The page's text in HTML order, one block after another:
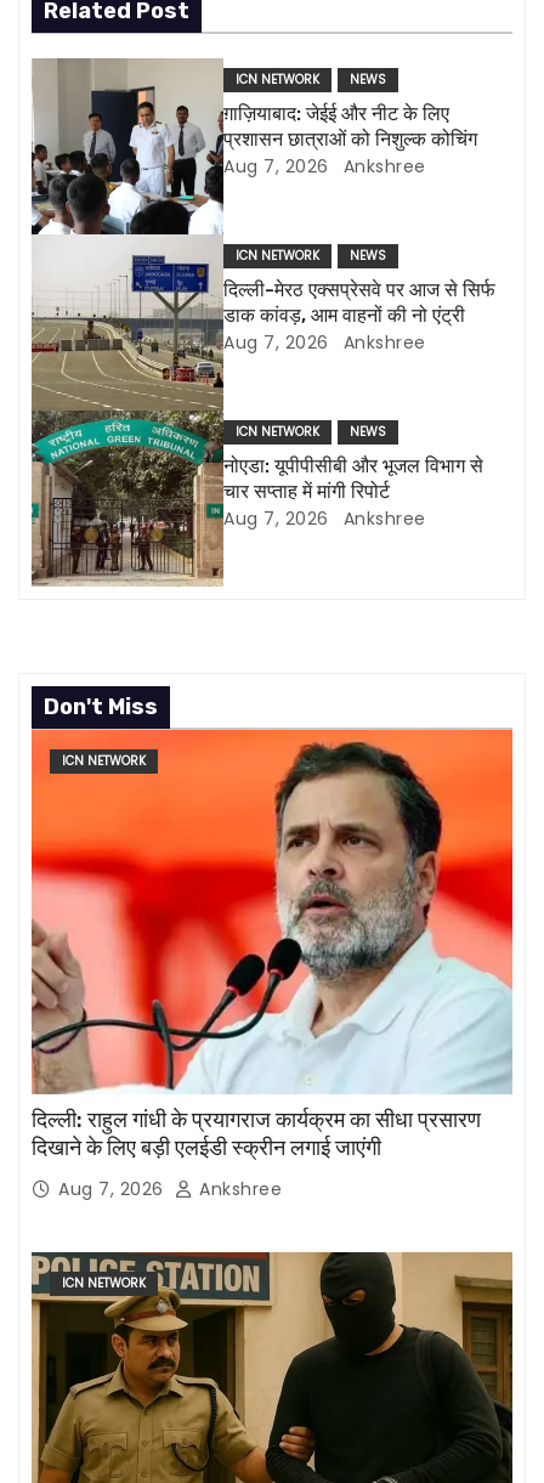
t
n
a
v
i
g
a
t
i
o
n
Related Post
ICN NETWORK NEWS
ग़ाज़ियाबाद: जेईई और नीट के लिए
प्रशासन छात्राओं को निशुल्क कोचिंग
Aug 7, 2026 Ankshree
ICN NETWORK NEWS
दिल्ली-मेरठ एक्सप्रेसवे पर आज से सिर्फ
डाक कांवड़, आम वाहनों की नो एंट्री
Aug 7, 2026 Ankshree
ICN NETWORK NEWS
नोएडा: यूपीपीसीबी और भूजल विभाग से
चार सप्ताह में मांगी रिपोर्ट
Aug 7, 2026 Ankshree
Don't Miss
ICN NETWORK
दिल्ली: राहुल गांधी के प्रयागराज कार्यक्रम का सीधा प्रसारण
दिखाने के लिए बड़ी एलईडी स्क्रीन लगाई जाएंगी
Aug 7, 2026 Ankshree
ICN NETWORK